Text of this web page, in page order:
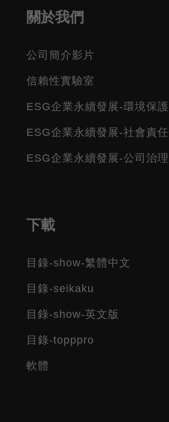
關於我們
公司簡介影片
信賴性實驗室
ESG企業永續發展-環境保護
ESG企業永續發展-社會責任
ESG企業永續發展-公司治理
下載
目錄-show-繁體中文
目錄-seikaku
目錄-show-英文版
目錄-topppro
軟體